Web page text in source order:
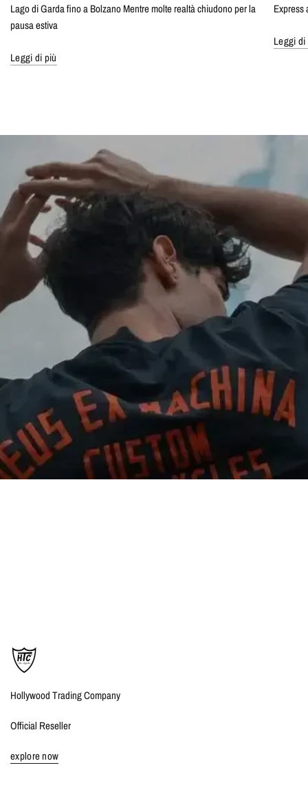
Lago di Garda fino a Bolzano Mentre molte realtà chiudono per la
pausa estiva
Leggi di più
Express
Leggi
Hollywood Trading Company
Official Reseller
explore now